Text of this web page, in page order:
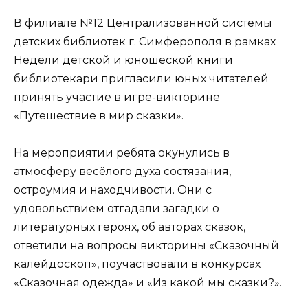
В филиале №12 Централизованной системы
детских библиотек г. Симферополя в рамках
Недели детской и юношеской книги
библиотекари пригласили юных читателей
принять участие в игре-викторине
«Путешествие в мир сказки».
На мероприятии ребята окунулись в
атмосферу весёлого духа состязания,
остроумия и находчивости. Они с
удовольствием отгадали загадки о
литературных героях, об авторах сказок,
ответили на вопросы викторины «Сказочный
калейдоскоп», поучаствовали в конкурсах
«Сказочная одежда» и «Из какой мы сказки?».